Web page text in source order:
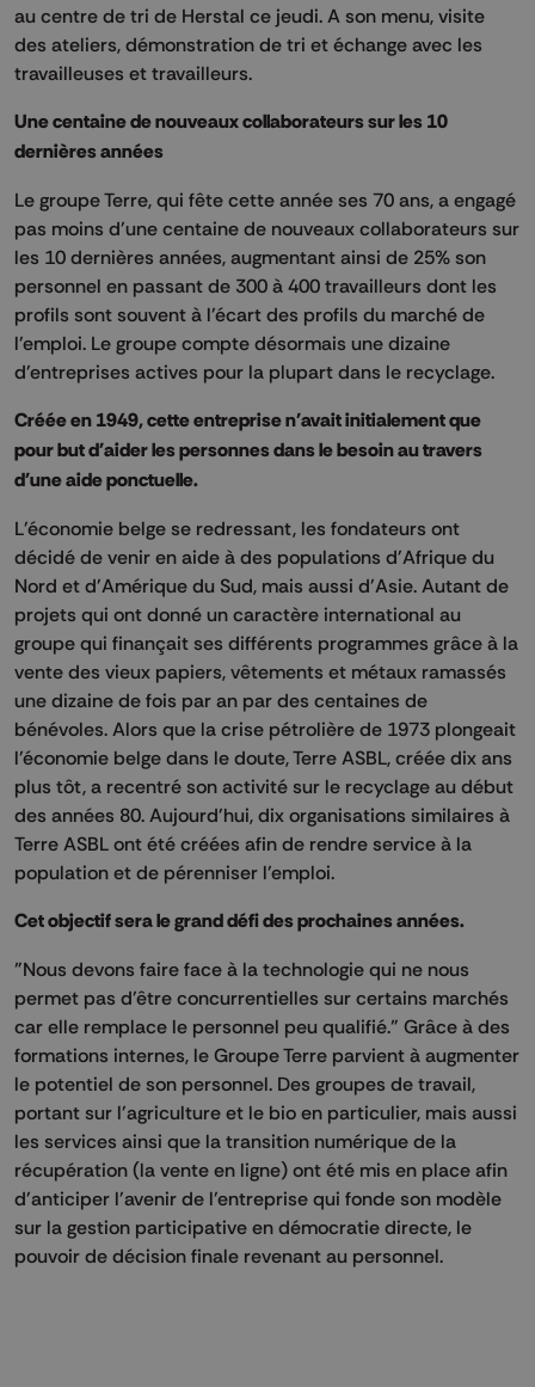
au centre de tri de Herstal ce jeudi. A son menu, visite
des ateliers, démonstration de tri et échange avec les
travailleuses et travailleurs.
Une centaine de nouveaux collaborateurs sur les 10
dernières années
Le groupe Terre, qui fête cette année ses 70 ans, a engagé
pas moins d'une centaine de nouveaux collaborateurs sur
les 10 dernières années, augmentant ainsi de 25% son
personnel en passant de 300 à 400 travailleurs dont les
profils sont souvent à l'écart des profils du marché de
l'emploi. Le groupe compte désormais une dizaine
d'entreprises actives pour la plupart dans le recyclage.
Créée en 1949, cette entreprise n'avait initialement que
pour but d'aider les personnes dans le besoin au travers
d'une aide ponctuelle.
L'économie belge se redressant, les fondateurs ont
décidé de venir en aide à des populations d'Afrique du
Nord et d'Amérique du Sud, mais aussi d'Asie. Autant de
projets qui ont donné un caractère international au
groupe qui finançait ses différents programmes grâce à la
vente des vieux papiers, vêtements et métaux ramassés
une dizaine de fois par an par des centaines de
bénévoles. Alors que la crise pétrolière de 1973 plongeait
l'économie belge dans le doute, Terre ASBL, créée dix ans
plus tôt, a recentré son activité sur le recyclage au début
des années 80. Aujourd'hui, dix organisations similaires à
Terre ASBL ont été créées afin de rendre service à la
population et de pérenniser l'emploi.
Cet objectif sera le grand défi des prochaines années.
"Nous devons faire face à la technologie qui ne nous
permet pas d'être concurrentielles sur certains marchés
car elle remplace le personnel peu qualifié." Grâce à des
formations internes, le Groupe Terre parvient à augmenter
le potentiel de son personnel. Des groupes de travail,
portant sur l'agriculture et le bio en particulier, mais aussi
les services ainsi que la transition numérique de la
récupération (la vente en ligne) ont été mis en place afin
d'anticiper l'avenir de l'entreprise qui fonde son modèle
sur la gestion participative en démocratie directe, le
pouvoir de décision finale revenant au personnel.